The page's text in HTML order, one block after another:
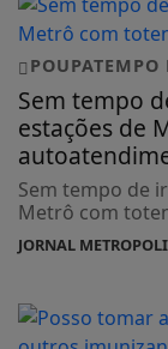
Sem tempo
estações de
Sem tempo de
Metrô com
JORNAL